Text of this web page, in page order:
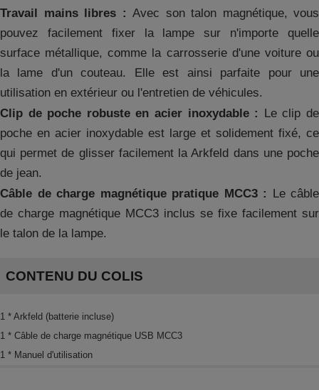
Travail mains libres : Avec son talon magnétique, vous
pouvez facilement fixer la lampe sur n'importe quelle
surface métallique, comme la carrosserie d'une voiture ou
la lame d'un couteau. Elle est ainsi parfaite pour une
utilisation en extérieur ou l'entretien de véhicules.
Clip de poche robuste en acier inoxydable :
Le clip de
poche en acier inoxydable est large et solidement fixé, ce
qui permet de glisser facilement la Arkfeld dans une poche
de jean.
Câble de charge magnétique pratique MCC3 :
Le câble
de charge magnétique MCC3 inclus se fixe facilement sur
le talon de la lampe.
CONTENU DU COLIS
1 * Arkfeld (batterie incluse)
1 * Câble de charge magnétique USB MCC3
1 * Manuel d'utilisation